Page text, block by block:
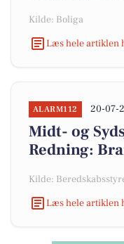
Kilde: Boliga
Læs hele artiklen
ALARM112 20-07-
Midt- og
Redning:
Kilde:
Læs hele artiklen